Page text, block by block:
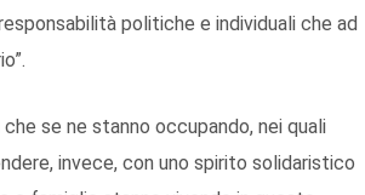
politiche e individuali che ad
se ne stanno occupando, nei quali
invece, con uno spirito solidaristico